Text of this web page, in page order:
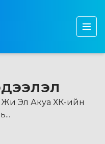
Эл Акуа ХК-ийн
Хөрөнгө оруулагчдад